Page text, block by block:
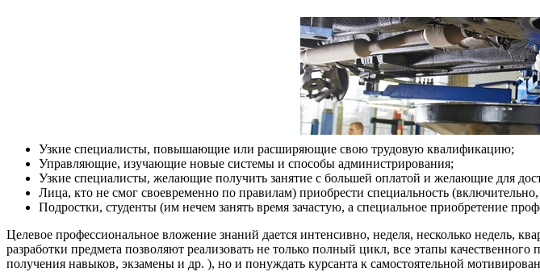
Узкие специалисты, повышающие или расширяющие свою трудовую квалификацию;
Управляющие, изучающие новые системы и способы администрирования;
Узкие специалисты, желающие получить занятие с большей оплатой и желающие для
Лица, кто не смог своевременно по правилам) приобрести специальность
Подростки, студенты (им нечем занять время зачастую, а специальное приобретение
Целевое профессиональное вложение знаний дается интенсивно, неделя, несколько недель,
разработки предмета позволяют реализовать не только полный цикл, все этапы
получения навыков, экзамены и др. ), но и понуждать курсанта к самостоятельной